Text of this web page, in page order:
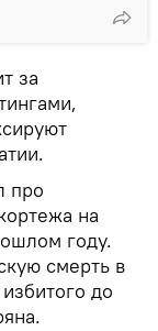
за
про
на
году.
смерть в
до